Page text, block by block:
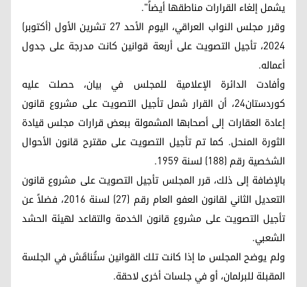
يشمل إلغاء القرارات مناطقها أيضاً".
وقرر مجلس النواب العراقي، اليوم الأحد 27 تشرين الأول (أكتوبر)
2024، تأجيل التصويت على أربعة قوانين كانت مدرجة على جدول
أعماله.
وأفادت الدائرة الإعلامية للمجلس في بيان، حصلت عليه
كوردستان24، أن القرار شمل تأجيل التصويت على مشروع قانون
إعادة العقارات إلى أصحابها المشمولة ببعض قرارات مجلس قيادة
الثورة المنحل. كما تم تأجيل التصويت على مقترح قانون الأحوال
الشخصية رقم (188) لسنة 1959.
بالإضافة إلى ذلك، قرر المجلس تأجيل التصويت على مشروع قانون
التعديل الثاني لقانون العفو العام رقم (27) لسنة 2016، فضلاً عن
تأجيل التصويت على مشروع قانون الخدمة والتقاعد لهيئة الحشد
الشعبي.
ولم يوضح المجلس ما إذا كانت تلك القوانين ستُناقَش في الجلسة
المقبلة للبرلمان، أو في جلسات أخرى لاحقة.